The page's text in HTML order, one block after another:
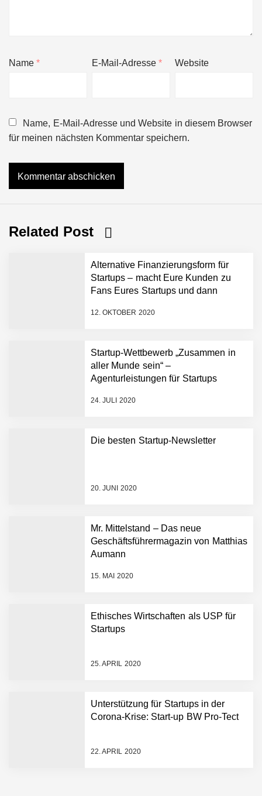
Name* E-Mail-Adresse* Website
Name, E-Mail-Adresse und Website in diesem Browser
für meinen nächsten Kommentar speichern.
Related Post
Alternative Finanzierungsform für
Startups – macht Eure Kunden zu
Fans Eures Startups und dann
12. OKTOBER 2020
Startup-Wettbewerb „Zusammen in
aller Munde sein“ –
Agenturleistungen für Startups
verlost
24. JULI 2020
Die besten Startup-Newsletter
20. JUNI 2020
Mr. Mittelstand – Das neue
Geschäftsführermagazin von Matthias
Aumann
15. MAI 2020
Ethisches Wirtschaften als USP für
Startups
25. APRIL 2020
Unterstützung für Startups in der
Corona-Krise: Start-up BW Pro-Tect
22. APRIL 2020
NEURA Robotics gibt
Rekordfinanzierung von
Dollar bekannt, um den
Plattform zu beschleunigen
NEURA Robotics und
AI breit auszurollen
Humanoider Roboter bringt
Hightech ins Stadion
Simulationsdienstleistung in
FiniteNow ermöglicht
Entwicklungsprozesse
Pyck im Employer Portrait
Maximilian Mack von Pyck